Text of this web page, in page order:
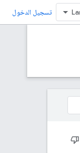
تسجيل الدخول